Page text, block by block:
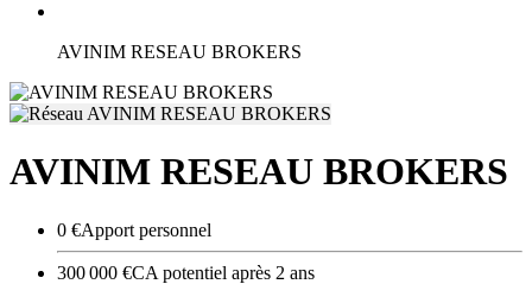
AVINIM RESEAU BROKERS
AVINIM RESEAU BROKERS
0 €Apport personnel
300 000 €CA potentiel après 2 ans